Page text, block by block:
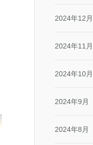
2024年12月
2024年11月
2024年10月
2024年9月
2024年8月